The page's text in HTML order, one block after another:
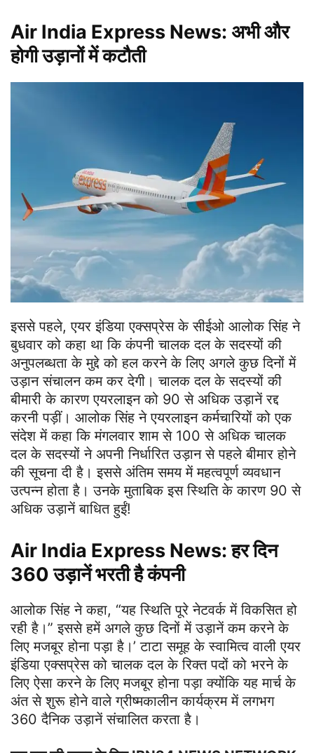
Air India Express News: अभी और
होगी उड़ानों में कटौती
इससे पहले, एयर इंडिया एक्सप्रेस के सीईओ आलोक सिंह ने
बुधवार को कहा था कि कंपनी चालक दल के सदस्यों की
अनुपलब्धता के मुद्दे को हल करने के लिए अगले कुछ दिनों में
उड़ान संचालन कम कर देगी। चालक दल के सदस्यों की
बीमारी के कारण एयरलाइन को 90 से अधिक उड़ानें रद्द
करनी पड़ीं। आलोक सिंह ने एयरलाइन कर्मचारियों को एक
संदेश में कहा कि मंगलवार शाम से 100 से अधिक चालक
दल के सदस्यों ने अपनी निर्धारित उड़ान से पहले बीमार होने
की सूचना दी है। इससे अंतिम समय में महत्वपूर्ण व्यवधान
उत्पन्न होता है। उनके मुताबिक इस स्थिति के कारण 90 से
अधिक उड़ानें बाधित हुईं!
Air India Express News: हर दिन
360 उड़ानें भरती है कंपनी
आलोक सिंह ने कहा, “यह स्थिति पूरे नेटवर्क में विकसित हो
रही है।” इससे हमें अगले कुछ दिनों में उड़ानें कम करने के
लिए मजबूर होना पड़ा है।’ टाटा समूह के स्वामित्व वाली एयर
इंडिया एक्सप्रेस को चालक दल के रिक्त पदों को भरने के
लिए ऐसा करने के लिए मजबूर होना पड़ा क्योंकि यह मार्च के
अंत से शुरू होने वाले ग्रीष्मकालीन कार्यक्रम में लगभग
360 दैनिक उड़ानें संचालित करता है।